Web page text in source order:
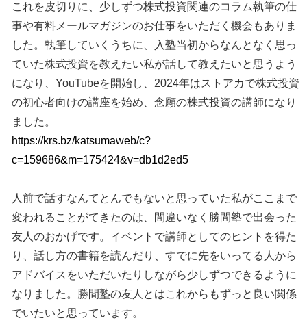
これを皮切りに、少しずつ株式投資関連のコラム執筆の仕
事や有料メールマガジンのお仕事をいただく機会もありま
した。執筆していくうちに、入塾当初からなんとなく思っ
ていた株式投資を教えたい私が話して教えたいと思うよう
になり、YouTubeを開始し、2024年はストアカで株式投資
の初心者向けの講座を始め、念願の株式投資の講師になり
ました。
https://krs.bz/katsumaweb/c?
c=159686&m=175424&v=db1d2ed5
人前で話すなんてとんでもないと思っていた私がここまで
変われることがてきたのは、間違いなく勝間塾で出会った
友人のおかげです。イベントで講師としてのヒントを得た
り、話し方の書籍を読んだり、すでに先をいってる人から
アドバイスをいただいたりしながら少しずつできるように
なりました。勝間塾の友人とはこれからもずっと良い関係
でいたいと思っています。